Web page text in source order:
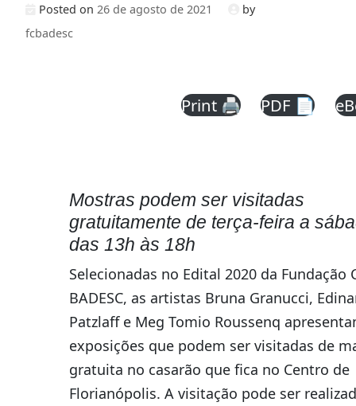
Posted on 26 de agosto de 2021
by
fcbadesc
Print 🖨 PDF 📄
Mostras podem ser visitadas
gratuitamente de terça-feira a
das 13h às 18h
Selecionadas no Edital 2020 da Fundação
BADESC, as artistas Bruna Granucci,
Patzlaff e Meg Tomio Roussenq
exposições que podem ser visitadas de
gratuita no casarão que fica no Centro de
Florianópolis. A visitação pode ser